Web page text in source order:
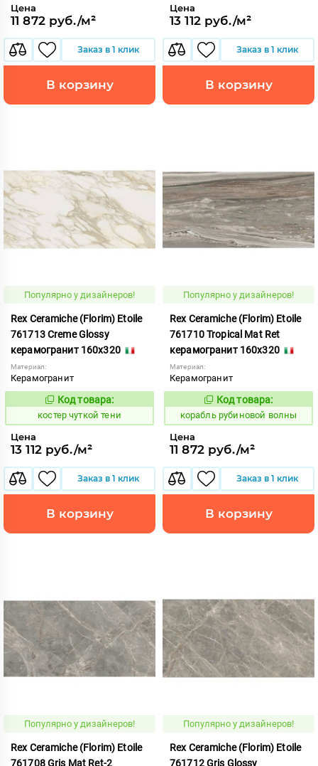
Цена
11 872 руб./м²
Заказ в 1 клик
В корзину
Цена
13 112 руб./м²
Заказ в 1 клик
В корзину
Популярно у дизайнеров!
Rex Ceramiche (Florim) Etoile
761713 Creme Glossy
керамогранит 160x320
Материал:
Керамогранит
811603
Код товара:
костер чуткой тени
Цена
13 112 руб./м²
Заказ в 1 клик
В корзину
Популярно у дизайнеров!
Rex Ceramiche (Florim) Etoile
761710 Tropical Mat Ret
керамогранит 160x320
Материал:
Керамогранит
775512
Код товара:
корабль рубиновой волны
Цена
11 872 руб./м²
Заказ в 1 клик
В корзину
Популярно у дизайнеров!
Rex Ceramiche (Florim) Etoile
761708 Gris Mat Ret-2
Популярно у дизайнеров!
Rex Ceramiche (Florim) Etoile
761712 Gris Glossy